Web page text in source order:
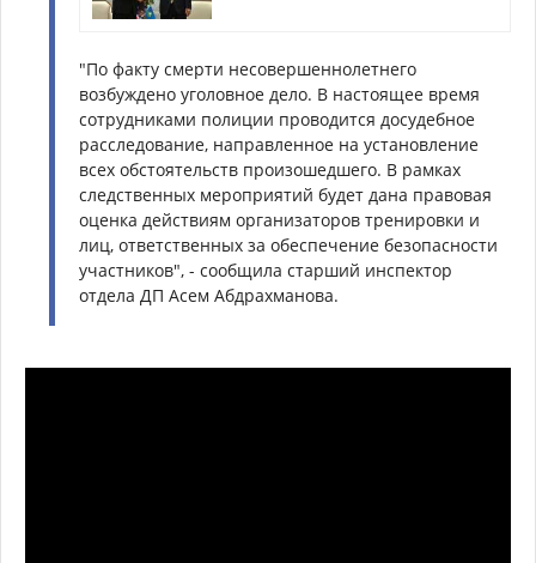
"По факту смерти несовершеннолетнего
возбуждено уголовное дело. В настоящее время
сотрудниками полиции проводится досудебное
расследование, направленное на установление
всех обстоятельств произошедшего. В рамках
следственных мероприятий будет дана правовая
оценка действиям организаторов тренировки и
лиц, ответственных за обеспечение безопасности
участников", - сообщила старший инспектор
отдела ДП Асем Абдрахманова.